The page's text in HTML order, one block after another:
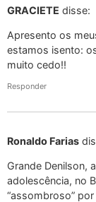
GRACIETE disse:
Apresento os
estamos isento:
muito cedo!!
Responder
Ronaldo Farias
Grande Denilson,
adolescência, no
“assombroso”